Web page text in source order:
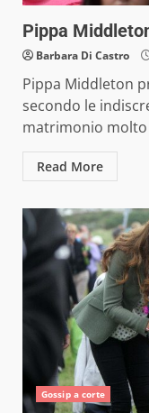
Pippa
Barbara Di Castro
Pippa Middleton
secondo le
matrimonio molto
Read More
Gossip a corte